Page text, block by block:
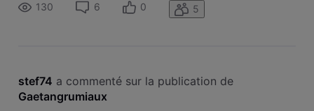
130 6 0 5
stef74 a commenté sur la publication de
Gaetangrumiaux